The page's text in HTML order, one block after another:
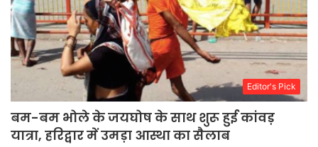
Editor's Pick
बम-बम भोले के जयघोष के साथ शुरू हुई कांवड़
यात्रा, हरिद्वार में उमड़ा आस्था का सैलाब